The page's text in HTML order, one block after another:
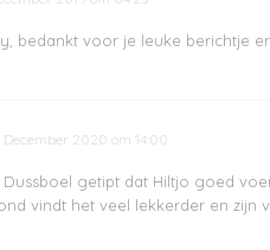
bedankt voor je leuke berichtje
December 2020 om 14:00
getipt dat Hiltjo goed
vindt het veel lekkerder en zijn